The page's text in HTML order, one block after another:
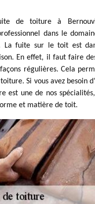
de toiture à
dans le
La fuite sur le toit est
En effet, il faut faire
régulières. Cela
Si vous avez besoin
est une de nos
et matière de toit.